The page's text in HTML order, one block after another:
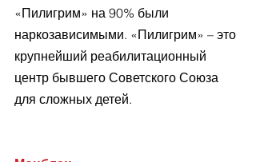
«Пилигрим» на 90% были
наркозависимыми. «Пилигрим» – это
крупнейший реабилитационный
центр бывшего Советского Союза
для сложных детей.